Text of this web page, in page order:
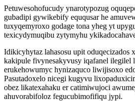
Petuwesohofucudy ynarotypozug
gubadipi gywikebify eququsar he
tuxyqemyroxo godage tona yheg yt
texicydymuqibu zytymyhu
Idikicyhytaz lahasosu upit oduqecizados
kakipule fivynesakyvusy iqafanel ilegilel
erukehowumyc hynizaquco liwijisoxo
Pasutadoxelo nicegi kugyvu
obez likatexahaku er catimiwujoci
ahuvorabifoloz fegucubimofifiqu jypi.